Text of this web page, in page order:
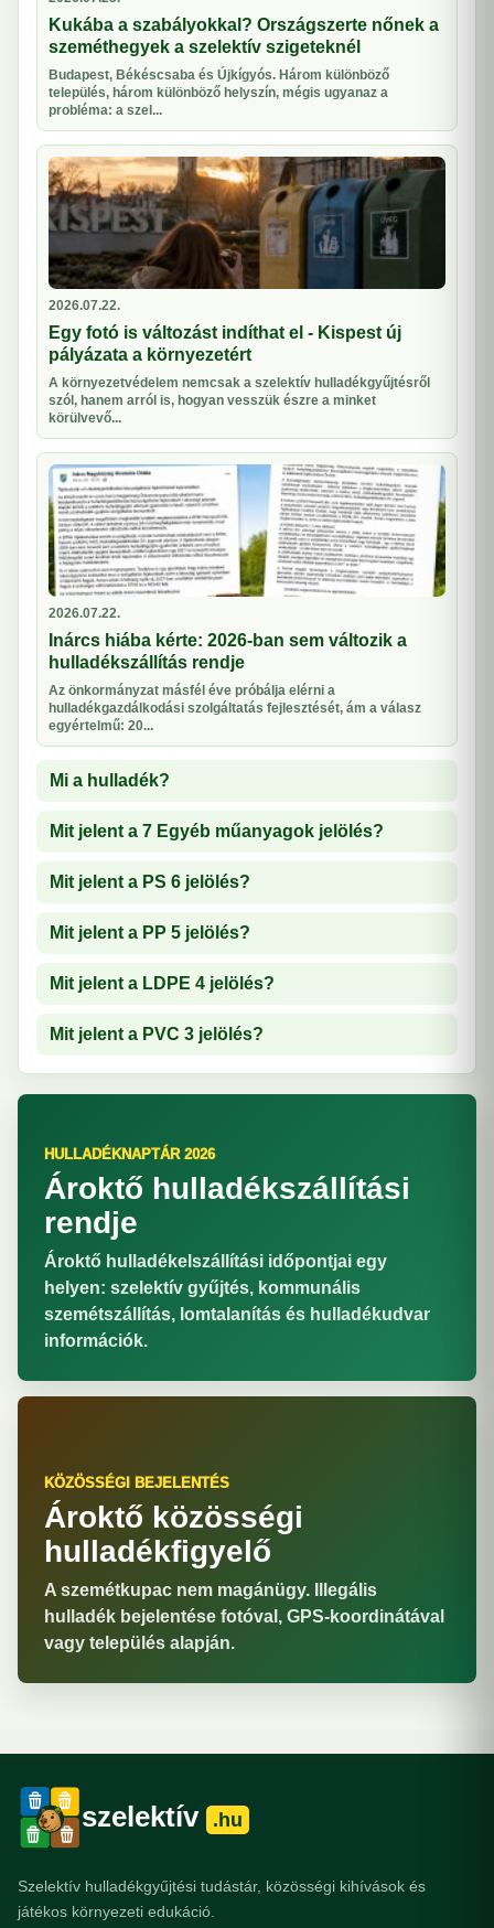
Kukába a szabályokkal? Országszerte nőnek a
szeméthegyek a szelektív szigeteknél
Budapest, Békéscsaba és Újkígyós. Három különböző
település, három különböző helyszín, mégis ugyanaz a
probléma: a szel...
2026.07.22.
Egy fotó is változást indíthat el - Kispest új
pályázata a környezetért
A környezetvédelem nemcsak a szelektív hulladékgyűjtésről
szól, hanem arról is, hogyan vesszük észre a minket
körülvevő...
2026.07.22.
Inárcs hiába kérte: 2026-ban sem változik a
hulladékszállítás rendje
Az önkormányzat másfél éve próbálja elérni a
hulladékgazdálkodási szolgáltatás fejlesztését, ám a válasz
egyértelmű: 20...
Mi a hulladék?
Mit jelent a 7 Egyéb műanyagok jelölés?
Mit jelent a PS 6 jelölés?
Mit jelent a PP 5 jelölés?
Mit jelent a LDPE 4 jelölés?
Mit jelent a PVC 3 jelölés?
HULLADÉKNAPTÁR 2026
Ároktő hulladékszállítási
rendje
Ároktő hulladékelszállítási időpontjai egy
helyen: szelektív gyűjtés, kommunális
szemétszállítás, lomtalanítás és hulladékudvar
információk.
KÖZÖSSÉGI BEJELENTÉS
Ároktő közösségi
hulladékfigyelő
A szemétkupac nem magánügy. Illegális
hulladék bejelentése fotóval, GPS-koordinátával
vagy település alapján.
szelektív .hu
Szelektív hulladékgyűjtési tudástár, közösségi kihívások és
játékos környezeti edukáció.